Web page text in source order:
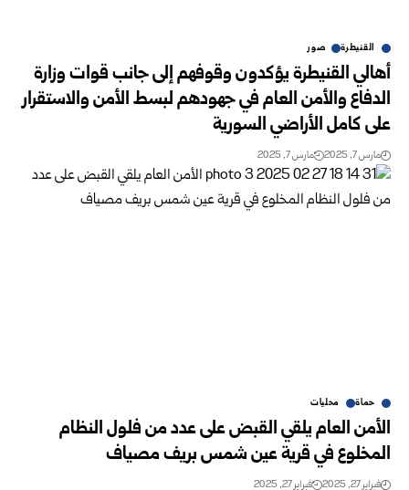
القنيطرة صور
أهالي القنيطرة يؤكدون وقوفهم إلى جانب قوات وزارة
الدفاع والأمن العام في جهودهم لبسط الأمن والاستقرار
على كامل الأراضي السورية
مارس 7, 2025 مارس 7, 2025
حماة محليات
الأمن العام يلقي القبض على عدد من فلول النظام
المخلوع في قرية عين شمس بريف مصياف
فبراير 27, 2025 فبراير 27, 2025